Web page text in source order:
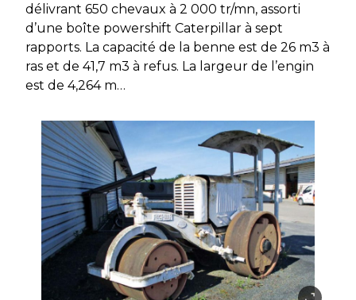
délivrant 650 chevaux à 2 000 tr/mn, assorti
d’une boîte powershift Caterpillar à sept
rapports. La capacité de la benne est de 26 m3 à
ras et de 41,7 m3 à refus. La largeur de l’engin
est de 4,264 m…